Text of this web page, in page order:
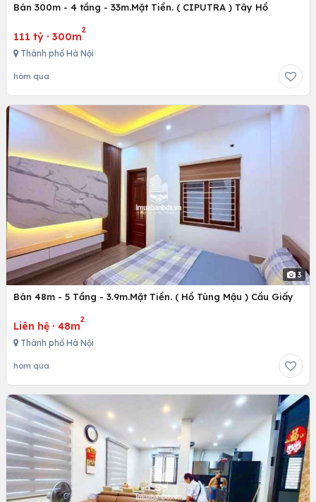
Bán 300m - 4 tầng - 33m.Mặt Tiền. ( CIPUTRA ) Tây Hồ
111 tỷ · 300m
2
Thành phố Hà Nội
hôm qua
3
Bán 48m - 5 Tầng - 3.9m.Mặt Tiền. ( Hồ Tùng Mậu ) Cầu Giấy
Liên hệ · 48m
2
Thành phố Hà Nội
hôm qua